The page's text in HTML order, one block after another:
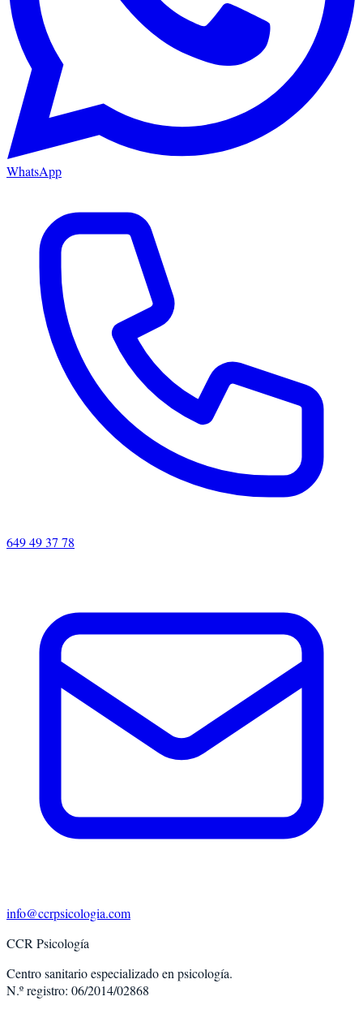
WhatsApp
649 49 37 78
info@ccrpsicologia.com
CCR Psicología
Centro sanitario especializado en psicología.
N.º registro: 06/2014/02868